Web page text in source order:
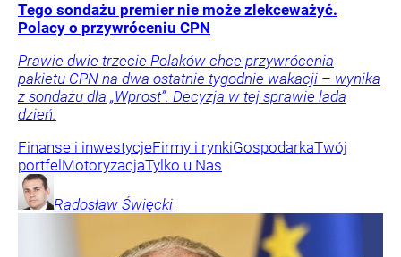
Tego sondażu premier nie może zlekceważyć.
Polacy o przywróceniu CPN
Prawie dwie trzecie Polaków chce przywrócenia
pakietu CPN na dwa ostatnie tygodnie wakacji – wynika
z sondażu dla „Wprost”. Decyzja w tej sprawie lada
dzień.
Finanse i inwestycjeFirmy i rynkiGospodarkaTwój
portfel MotoryzacjaTylko u Nas
Radosław Święcki